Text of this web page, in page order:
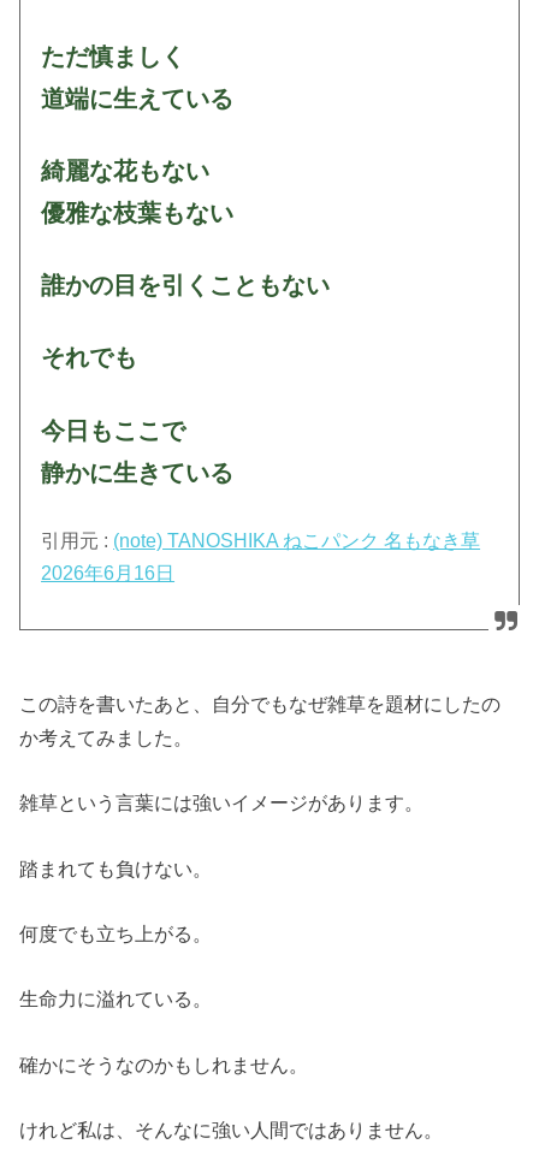
ただ慎ましく
道端に生えている
綺麗な花もない
優雅な枝葉もない
誰かの目を引くこともない
それでも
今日もここで
静かに生きている
引用元 : (note) TANOSHIKA ねこパンク 名もなき草
2026年6月16日
この詩を書いたあと、自分でもなぜ雑草を題材にしたの
か考えてみました。
雑草という言葉には強いイメージがあります。
踏まれても負けない。
何度でも立ち上がる。
生命力に溢れている。
確かにそうなのかもしれません。
けれど私は、そんなに強い人間ではありません。